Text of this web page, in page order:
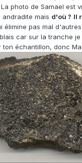
photo de Samael est
mais d'où ? Il
élimine pas mal
car sur la tranche
échantillon, donc